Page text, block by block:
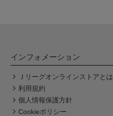
インフォメーション
Ｊリーグオンラインストアとは
利用規約
個人情報保護方針
Cookieポリシー